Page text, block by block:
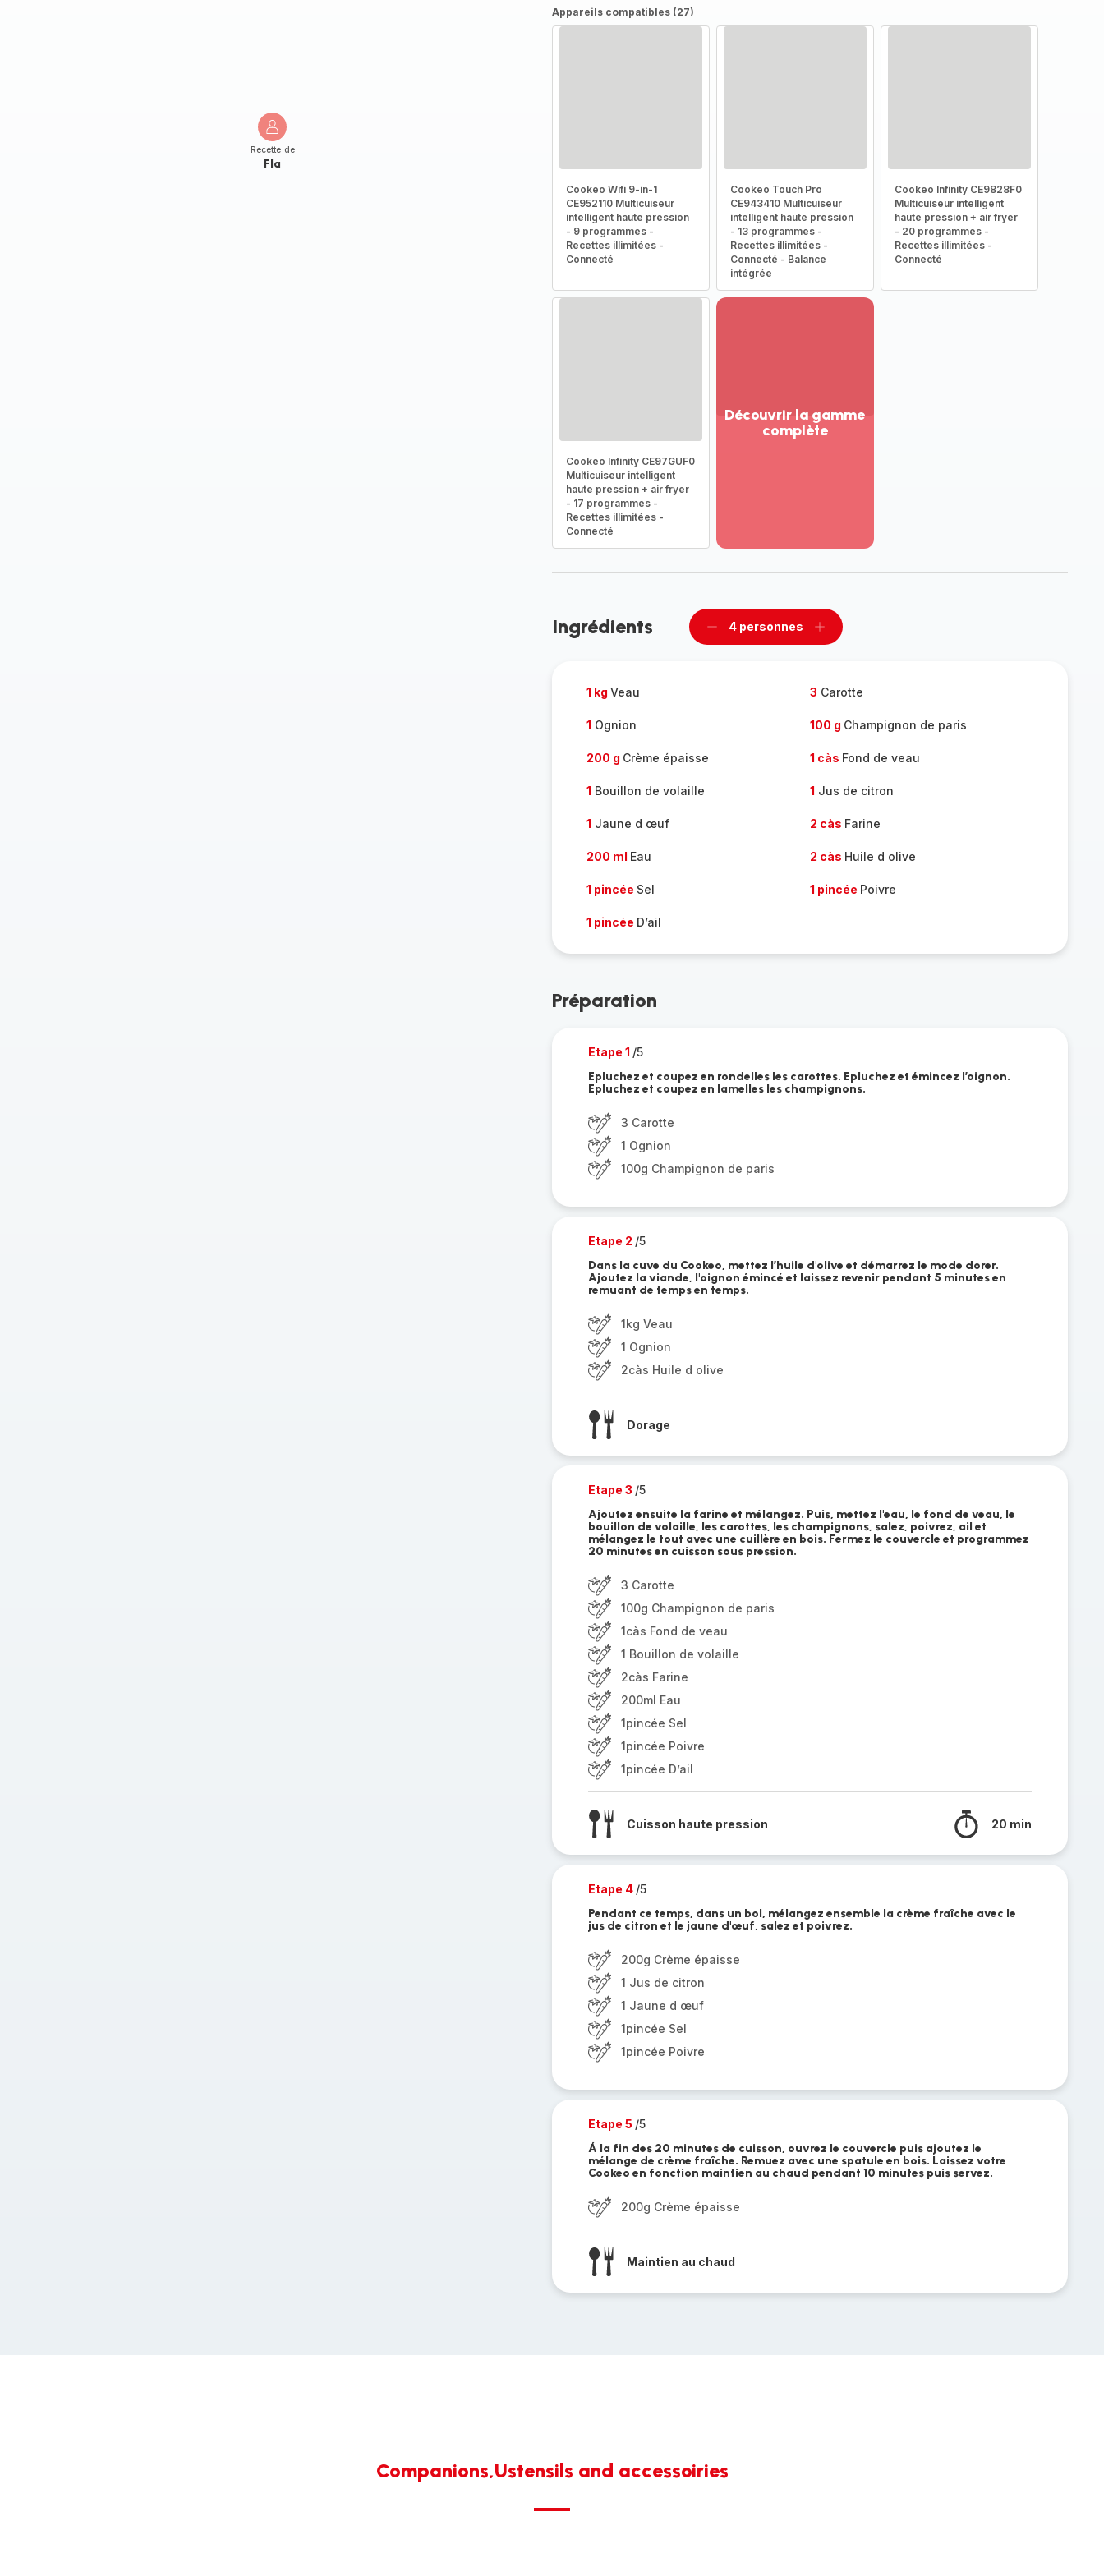
Recette de
Fla
Appareils compatibles (27)
Cookeo Wifi 9-in-1
CE952110 Multicuiseur
intelligent haute pression
- 9 programmes -
Recettes illimitées -
Connecté
Cookeo Touch Pro
CE943410 Multicuiseur
intelligent haute pression
- 13 programmes -
Recettes illimitées -
Connecté - Balance
intégrée
Cookeo Infinity CE9828F0
Multicuiseur intelligent
haute pression + air fryer
- 20 programmes -
Recettes illimitées -
Connecté
Cookeo Infinity CE97GUF0
Multicuiseur intelligent
haute pression + air fryer
- 17 programmes -
Recettes illimitées -
Connecté
Découvrir la gamme
complète
complète
Ingrédients
Supprimer
4 personnes
Ajouter
1 kg Veau 3 Carotte
1 Ognion 100 g Champignon de paris
200 g Crème épaisse 1 càs Fond de veau
1 Bouillon de volaille 1 Jus de citron
1 Jaune d œuf 2 càs Farine
200 ml Eau 2 càs Huile d olive
1 pincée Sel 1 pincée Poivre
1 pincée D’ail
Préparation
Etape 1 /5
Epluchez et coupez en rondelles les carottes. Epluchez et émincez l’oignon.
Epluchez et coupez en lamelles les champignons.
3 Carotte
1 Ognion
100g Champignon de paris
Etape 2 /5
Dans la cuve du Cookeo, mettez l’huile d'olive et démarrez le mode dorer.
Ajoutez la viande, l'oignon émincé et laissez revenir pendant 5 minutes en
remuant de temps en temps.
1kg Veau
1 Ognion
2càs Huile d olive
Dorage
Etape 3 /5
Ajoutez ensuite la farine et mélangez. Puis, mettez l'eau, le fond de veau, le
bouillon de volaille, les carottes, les champignons, salez, poivrez, ail et
mélangez le tout avec une cuillère en bois. Fermez le couvercle et programmez
20 minutes en cuisson sous pression.
3 Carotte
100g Champignon de paris
1càs Fond de veau
1 Bouillon de volaille
2càs Farine
200ml Eau
1pincée Sel
1pincée Poivre
1pincée D’ail
Cuisson haute pression 20 min
Etape 4 /5
Pendant ce temps, dans un bol, mélangez ensemble la crème fraîche avec le
jus de citron et le jaune d'œuf, salez et poivrez.
200g Crème épaisse
1 Jus de citron
1 Jaune d œuf
1pincée Sel
1pincée Poivre
Etape 5 /5
Á la fin des 20 minutes de cuisson, ouvrez le couvercle puis ajoutez le
mélange de crème fraîche. Remuez avec une spatule en bois. Laissez votre
Cookeo en fonction maintien au chaud pendant 10 minutes puis servez.
200g Crème épaisse
Maintien au chaud
Companions,Ustensils and accessoiries